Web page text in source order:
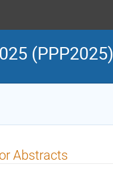
(PPP2025)
Abstracts